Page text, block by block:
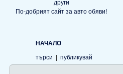
По-добрият сайт за авто обяви!
НАЧАЛО
търси
публикувай